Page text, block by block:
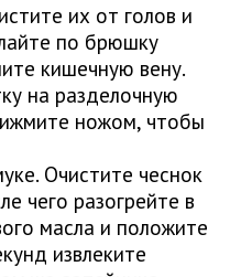
их от голов и
по брюшку
кишечную вену.
на разделочную
ножом, чтобы
Очистите чеснок
чего разогрейте в
масла и положите
извлеките